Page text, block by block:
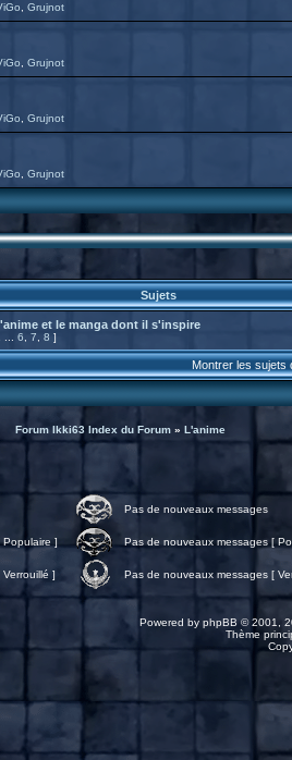
Grujnot
Grujnot
Grujnot
Grujnot
Sujets
et le manga dont il s'inspire
6 7 8 ]
Montrer les sujets
Forum Ikki63 Index du Forum» L'anime
Pas de nouveaux messages
] Pas de nouveaux messages [
] Pas de nouveaux messages [
Powered by phpBB © 2001,
Thème